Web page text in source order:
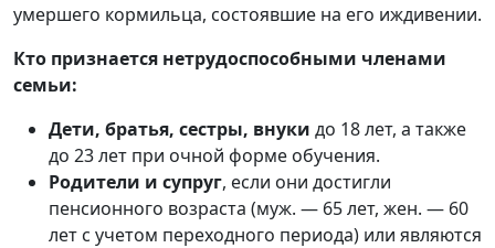
умершего кормильца, состоявшие на его иждивении.
Кто признается нетрудоспособными членами
семьи:
Дети, братья, сестры, внуки до 18 лет, а также
до 23 лет при очной форме обучения.
Родители и супруг, если они достигли
пенсионного возраста (муж. — 65 лет, жен. — 60
лет с учетом переходного периода) или являются